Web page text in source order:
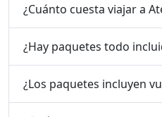
¿Cuánto cuesta viajar a
¿Hay paquetes todo
¿Los paquetes incluyen